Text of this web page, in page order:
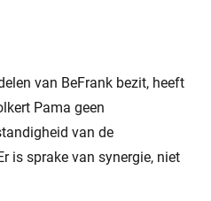
van BeFrank bezit, heeft
Pama geen
van de
is sprake van synergie, niet